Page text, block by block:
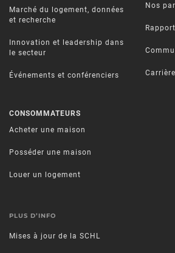
Marché du logement, données
et recherche
Innovation et leadership dans
le secteur
Événements et conférenciers
CONSOMMATEURS
Acheter une maison
Posséder une maison
Louer un logement
Nos
PLUS D’INFO
Mises à jour de la SCHL